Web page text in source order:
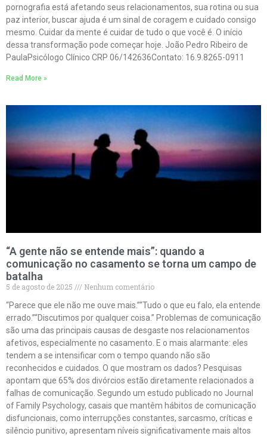
pornografia está afetando seus relacionamentos, sua rotina ou sua
paz interior, buscar ajuda é um sinal de coragem e cuidado consigo
mesmo. Cuidar da mente é cuidar de tudo o que você é. O início
dessa transformação pode começar hoje. João Pedro Ribeiro de
PaulaPsicólogo Clínico CRP 06/142636Contato: 16.9.8265-0911
Read More »
“A gente não se entende mais”: quando a
comunicação no casamento se torna um campo de
batalha
5 de agosto de 2025
Nenhum comentário
“Parece que ele não me ouve mais.”“Tudo o que eu falo, ela entende
errado.”“Discutimos por qualquer coisa.” Problemas de comunicação
são uma das principais causas de desgaste nos relacionamentos
afetivos, especialmente no casamento. E o mais alarmante: eles
tendem a se intensificar com o tempo quando não são
reconhecidos e cuidados. O que mostram os dados? Pesquisas
apontam que 65% dos divórcios estão diretamente relacionados a
falhas de comunicação. Segundo um estudo publicado no Journal
of Family Psychology, casais que mantêm hábitos de comunicação
disfuncionais, como interrupções constantes, sarcasmo, críticas e
silêncio punitivo, apresentam níveis significativamente mais altos